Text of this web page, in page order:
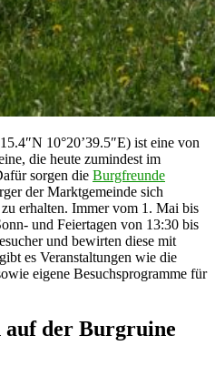
10°20’39.5″E) ist eine von
die heute zumindest im
sorgen die Burgfreunde
der Marktgemeinde sich
erhalten. Immer vom 1. Mai bis
und Feiertagen von 13:30 bis
und bewirten diese mit
es Veranstaltungen wie die
eigene Besuchsprogramme für
auf der Burgruine